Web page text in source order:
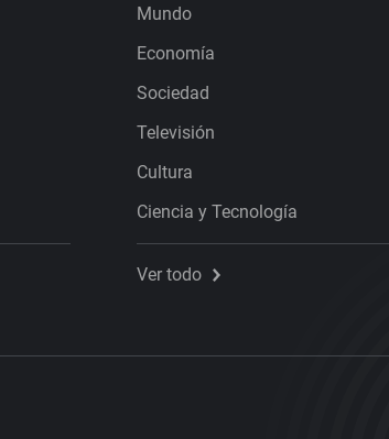
Mundo
Economía
Sociedad
Televisión
Cultura
Ciencia y Tecnología
Ver todo